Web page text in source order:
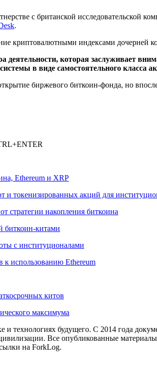
с британской исследовательской
.
криптовалютными индексами дочерней
которая заслуживает
в виде самостоятельного класса
биржевого биткоин-фонда, но
Ethereum и XRP
и токенизированных акций для
стратегии накопления биткоина
биткоин-китами
с институционалами
к использованию Ethereum
китов
максимума
будущего. С 2014 года
Все опубликованные
на ForkLog.